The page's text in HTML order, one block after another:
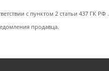
с пунктом 2 статьи 437 ГК РФ
продавца.